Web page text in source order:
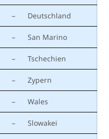
– Deutschland
– San Marino
– Tschechien
– Zypern
– Wales
– Slowakei